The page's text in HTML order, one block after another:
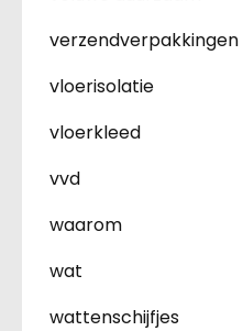
verzendverpakkingen
vloerisolatie
vloerkleed
vvd
waarom
wat
wattenschijfjes